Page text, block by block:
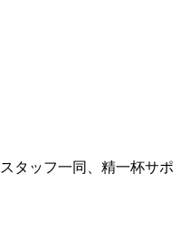
タッフ一同、精一杯サポ